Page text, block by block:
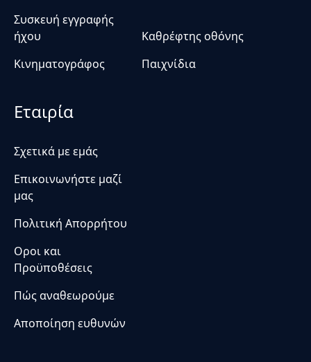
Συσκευή εγγραφής
ήχου
Καθρέφτης οθόνης
Κινηματογράφος
Παιχνίδια
Εταιρία
Σχετικά με εμάς
Επικοινωνήστε μαζί
μας
Πολιτική Απορρήτου
Οροι και
Προϋποθέσεις
Πώς αναθεωρούμε
Αποποίηση ευθυνών